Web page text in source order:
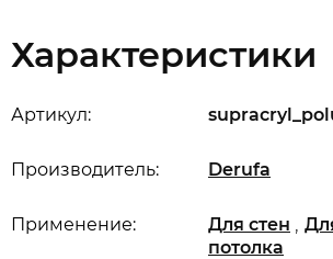
Характеристики
Артикул:
Производитель: Derufa
Применение: Для стен ,
потолка